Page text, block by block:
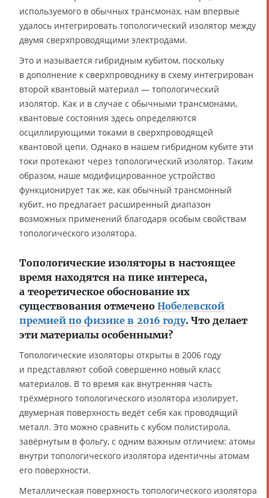
используемого в обычных трансмонах, нам впервые
удалось интегрировать топологический изолятор между
двумя сверхпроводящими электродами.
Это и называется гибридным кубитом, поскольку
в дополнение к сверхпроводнику в схему интегрирован
второй квантовый материал — топологический
изолятор. Как и в случае с обычными трансмонами,
квантовые состояния здесь определяются
осциллирующими токами в сверхпроводящей
квантовой цепи. Однако в нашем гибридном кубите эти
токи протекают через топологический изолятор. Таким
образом, наше модифицированное устройство
функционирует так же, как обычный трансмонный
кубит, но предлагает расширенный диапазон
возможных применений благодаря особым свойствам
топологического изолятора.
Топологические изоляторы в настоящее
время находятся на пике интереса,
а теоретическое обоснование их
существования отмечено Нобелевской
премией по физике в 2016 году. Что делает
эти материалы особенными?
Топологические изоляторы открыты в 2006 году
и представляют собой совершенно новый класс
материалов. В то время как внутренняя часть
трёхмерного топологического изолятора изолирует,
двумерная поверхность ведёт себя как проводящий
металл. Это можно сравнить с кубом полистирола,
завёрнутым в фольгу, с одним важным отличием: атомы
внутри топологического изолятора идентичны атомам
его поверхности.
Металлическая поверхность топологического изолятора